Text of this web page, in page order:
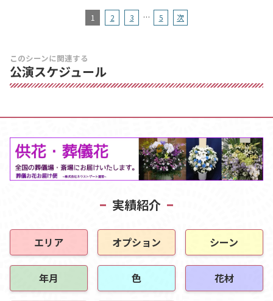
1 2 3 … 5 次
このシーンに関連する
公演スケジュール
実績紹介
エリア オプション シーン
年月 色 花材